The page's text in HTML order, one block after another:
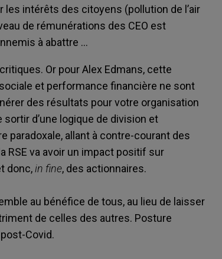
les intérêts des citoyens (pollution de l’air
de rémunérations des CEO est
à abattre …
Or pour Alex Edmans, cette
et performance financière ne sont
des résultats pour votre organisation
d’une logique de division et
paradoxale, allant à contre-courant des
RSE va avoir un impact positif sur
donc,in fine, des actionnaires.
au bénéfice de tous, au lieu de laisser
de celles des autres. Posture
Covid.